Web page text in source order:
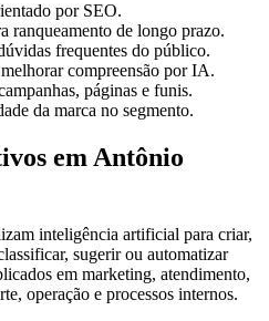
por SEO.
ranqueamento de longo prazo.
frequentes do público.
compreensão por IA.
páginas e funis.
da marca no segmento.
em Antônio
inteligência artificial para criar,
sugerir ou automatizar
em marketing, atendimento,
operação e processos internos.